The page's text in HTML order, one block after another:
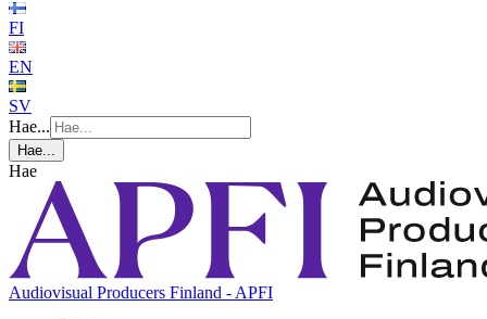
FI
EN
SV
Hae...
Hae...
Hae
Audiovisual Producers Finland - APFI